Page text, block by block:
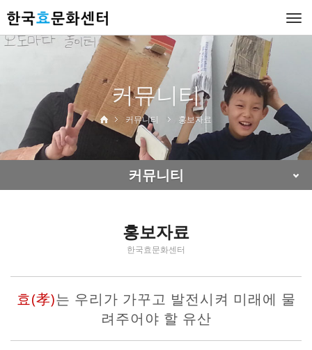
커뮤니티
커뮤니티 홍보자료
커뮤니티
홍보자료
한국효문화센터
효(孝)는 우리가 가꾸고 발전시켜 미래에 물
려주어야 할 유산